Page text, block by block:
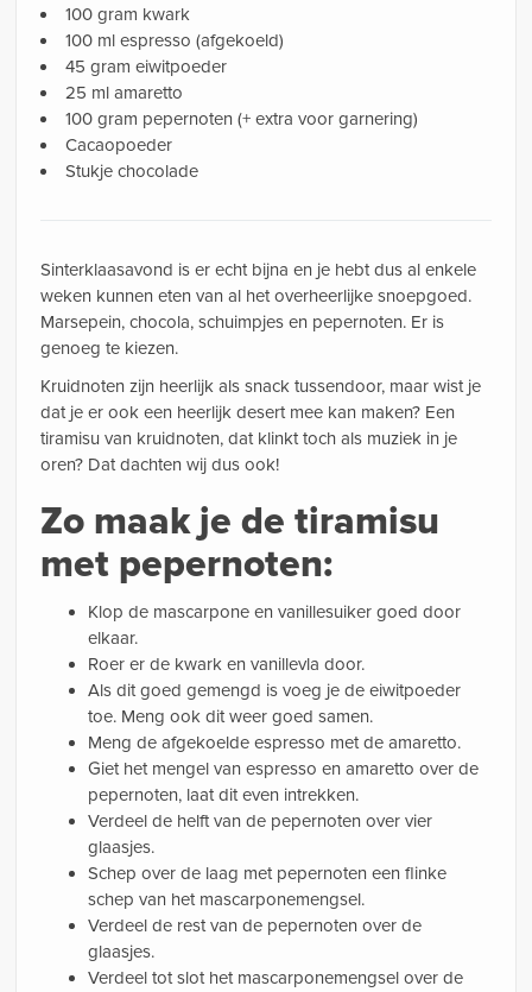
100 gram kwark
100 ml espresso (afgekoeld)
45 gram eiwitpoeder
25 ml amaretto
100 gram pepernoten (+ extra voor garnering)
Cacaopoeder
Stukje chocolade
Sinterklaasavond is er echt bijna en je hebt dus al enkele
weken kunnen eten van al het overheerlijke snoepgoed.
Marsepein, chocola, schuimpjes en pepernoten. Er is
genoeg te kiezen.
Kruidnoten zijn heerlijk als snack tussendoor, maar wist je
dat je er ook een heerlijk desert mee kan maken? Een
tiramisu van kruidnoten, dat klinkt toch als muziek in je
oren? Dat dachten wij dus ook!
Zo maak je de tiramisu
met pepernoten:
Klop de mascarpone en vanillesuiker goed door
elkaar.
Roer er de kwark en vanillevla door.
Als dit goed gemengd is voeg je de eiwitpoeder
toe. Meng ook dit weer goed samen.
Meng de afgekoelde espresso met de amaretto.
Giet het mengel van espresso en amaretto over de
pepernoten, laat dit even intrekken.
Verdeel de helft van de pepernoten over vier
glaasjes.
Schep over de laag met pepernoten een flinke
schep van het mascarponemengsel.
Verdeel de rest van de pepernoten over de
glaasjes.
Verdeel tot slot het mascarponemengsel over de